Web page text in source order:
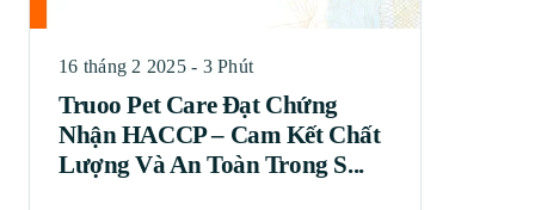
16 tháng 2 2025 - 3 Phút
Truoo Pet Care Đạt Chứng
Nhận HACCP – Cam Kết Chất
Lượng Và An Toàn Trong S...